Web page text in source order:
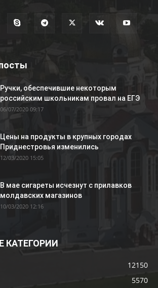
Ручки, обеспечившие некоторым
российским школьникам провал на ЕГЭ
06/07/2020 09:17
Цены на продукты в крупных городах
Приднестровья изменились
12/03/2020 15:05
В мае сигареты исчезнут с прилавков
молдавских магазинов
10/03/2020 12:16
КАТЕГОРИИ
12150
5570